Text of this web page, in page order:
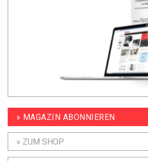
» MAGAZIN ABONNIEREN
» ZUM SHOP